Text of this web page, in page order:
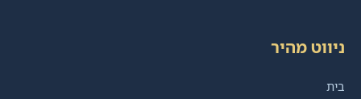
ניווט מהיר
בית